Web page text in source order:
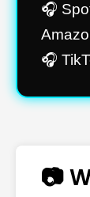
🎧
🎧
📷